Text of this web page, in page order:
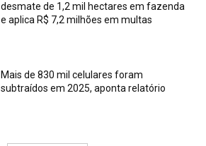
desmate de 1,2 mil hectares em fazenda
e aplica R$ 7,2 milhões em multas
Mais de 830 mil celulares foram
subtraídos em 2025, aponta relatório